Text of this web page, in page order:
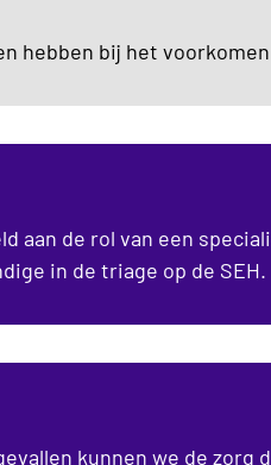
hebben bij het
aan de rol van een
in de triage op de SEH.
kunnen we de zorg